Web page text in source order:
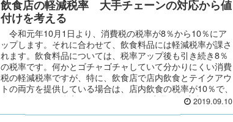
飲食店の軽減税率 大手チェーンの対応から値
付けを考える
令和元年10月1日より、消費税の税率が8％から10％にア
ップします。それに合わせて、飲食料品には軽減税率が課さ
れます。飲食料品については、税率アップ後も引き続き8％
の税率です。何かとゴチャゴチャしていて分かりにくい消費
税の軽減税率ですが、特に、飲食店で店内飲食とテイクアウ
トの両方を提供している場合は、店内飲食の税率が10％で、
テイクアウトの税率が8％になり、同じ商品でも店内か、テ
2019.09.10